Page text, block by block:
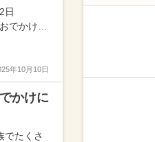
日
でかけ…
年10月10日
かけに
でたくさ